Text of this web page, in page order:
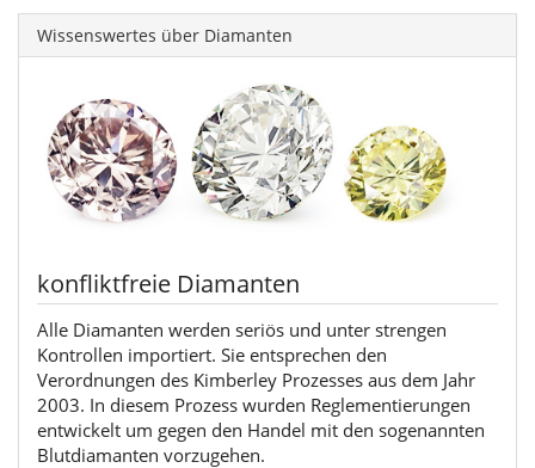
Wissenswertes über Diamanten
konfliktfreie Diamanten
Alle Diamanten werden seriös und unter strengen
Kontrollen importiert. Sie entsprechen den
Verordnungen des Kimberley Prozesses aus dem Jahr
2003. In diesem Prozess wurden Reglementierungen
entwickelt um gegen den Handel mit den sogenannten
Blutdiamanten vorzugehen.